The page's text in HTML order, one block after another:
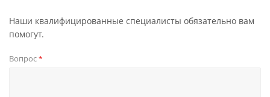
Наши квалифицированные специалисты обязательно вам
помогут.
Вопрос*